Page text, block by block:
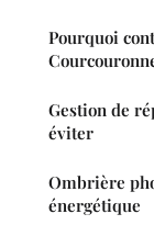
Pourquoi
Gestion de
éviter
Ombrière
énergétique